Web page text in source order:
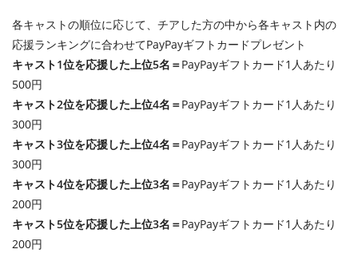
各キャストの順位に応じて、チアした方の中から各キャスト内の
応援ランキングに合わせてPayPayギフトカードプレゼント
キャスト1位を応援した上位5名＝PayPayギフトカード1人あたり
500円
キャスト2位を応援した上位4名＝PayPayギフトカード1人あたり
300円
キャスト3位を応援した上位4名＝PayPayギフトカード1人あたり
300円
キャスト4位を応援した上位3名＝PayPayギフトカード1人あたり
200円
キャスト5位を応援した上位3名＝PayPayギフトカード1人あたり
200円